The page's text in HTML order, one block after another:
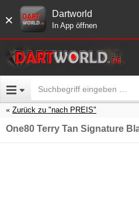
× Dartworld
In App öffnen
Zurück zu "nach PREIS"
One80 Terry Tan Signature